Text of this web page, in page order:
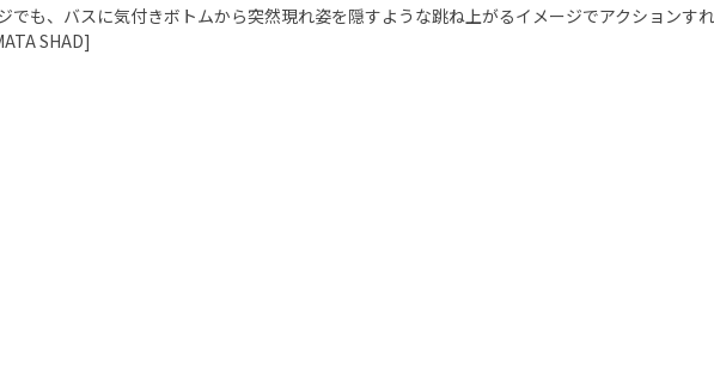
でも、バスに気付きボトムから突然現れ姿を隠すような跳ね上がるイメージでアクション
SHAD]